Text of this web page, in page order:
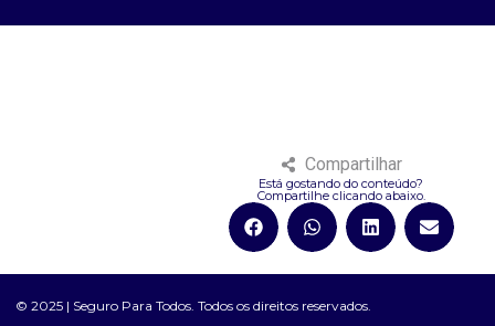
Compartilhar
Está gostando do conteúdo?
Compartilhe clicando abaixo.
© 2025 | Seguro Para Todos. Todos os direitos reservados.